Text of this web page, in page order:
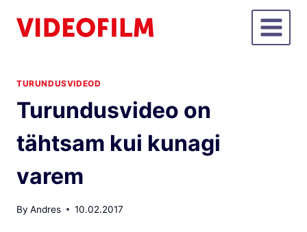
TURUNDUSVIDEOD
Turundusvideo on
tähtsam kui kunagi
varem
By Andres 10.02.2017